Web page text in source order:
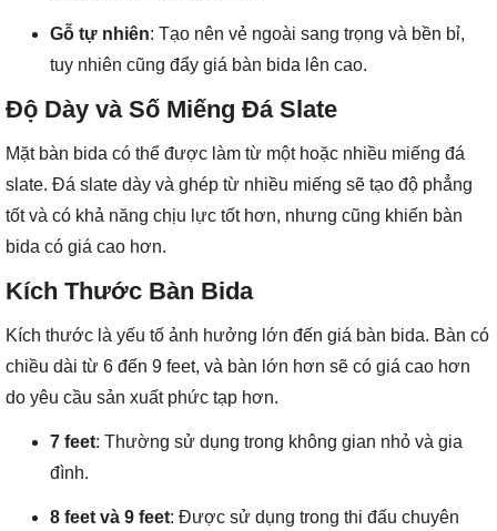
Gỗ tự nhiên: Tạo nên vẻ ngoài sang trọng và bền bỉ,
tuy nhiên cũng đẩy giá bàn bida lên cao.
Độ Dày và Số Miếng Đá Slate
Mặt bàn bida có thể được làm từ một hoặc nhiều miếng đá
slate. Đá slate dày và ghép từ nhiều miếng sẽ tạo độ phẳng
tốt và có khả năng chịu lực tốt hơn, nhưng cũng khiến bàn
bida có giá cao hơn.
Kích Thước Bàn Bida
Kích thước là yếu tố ảnh hưởng lớn đến giá bàn bida. Bàn có
chiều dài từ 6 đến 9 feet, và bàn lớn hơn sẽ có giá cao hơn
do yêu cầu sản xuất phức tạp hơn.
7 feet: Thường sử dụng trong không gian nhỏ và gia
đình.
8 feet và 9 feet: Được sử dụng trong thi đấu chuyên